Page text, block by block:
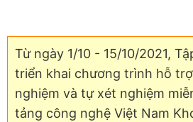
Từ ngày 1/10 - 15/10/2021,
triển khai chương trình hỗ
nghiệm và tự xét nghiệm
tảng công nghệ Việt Nam